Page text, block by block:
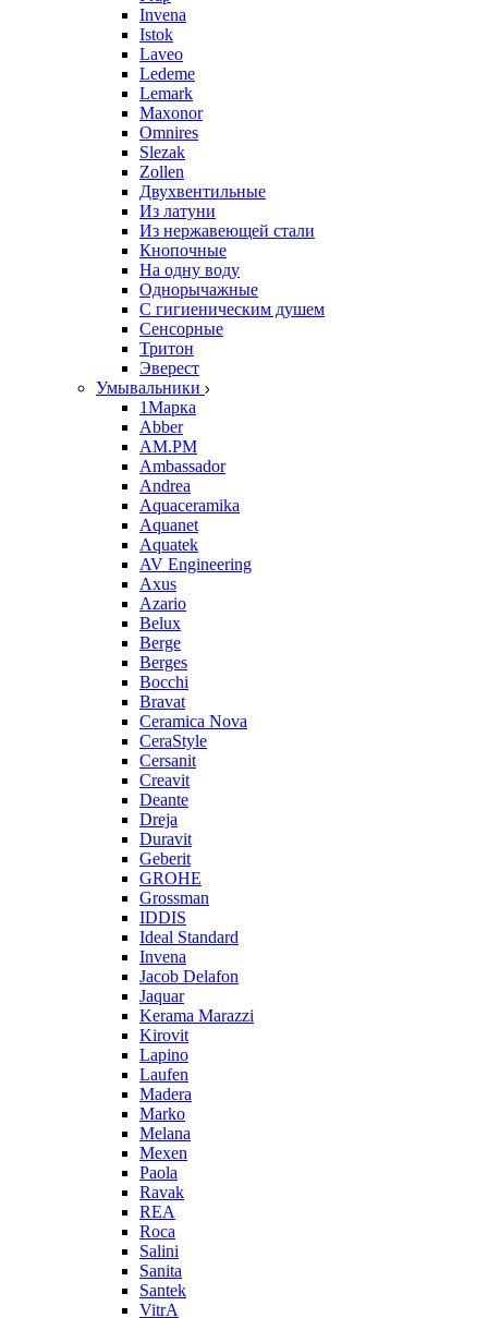
Invena
Istok
Laveo
Ledeme
Lemark
Maxonor
Omnires
Slezak
Zollen
Двухвентильные
Из латуни
Из нержавеющей стали
Кнопочные
На одну воду
Однорычажные
С гигиеническим душем
Сенсорные
Тритон
Эверест
Умывальники
1Марка
Abber
AM.PM
Ambassador
Andrea
Aquaceramika
Aquanet
Aquatek
AV Engineering
Axus
Azario
Belux
Berge
Berges
Bocchi
Bravat
Ceramica Nova
CeraStyle
Cersanit
Creavit
Deante
Dreja
Duravit
Geberit
GROHE
Grossman
IDDIS
Ideal Standard
Invena
Jacob Delafon
Jaquar
Kerama Marazzi
Kirovit
Lapino
Laufen
Madera
Marko
Melana
Mexen
Paola
Ravak
REA
Roca
Salini
Sanita
Santek
VitrA